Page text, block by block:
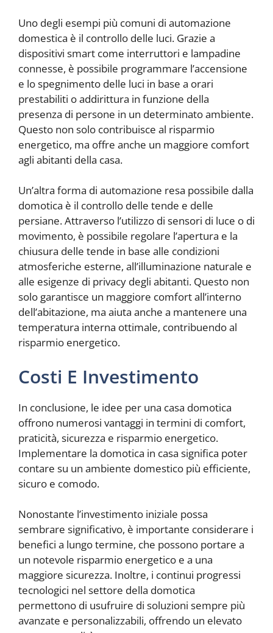
Uno degli esempi più comuni di automazione
domestica è il controllo delle luci. Grazie a
dispositivi smart come interruttori e lampadine
connesse, è possibile programmare l’accensione
e lo spegnimento delle luci in base a orari
prestabiliti o addirittura in funzione della
presenza di persone in un determinato ambiente.
Questo non solo contribuisce al risparmio
energetico, ma offre anche un maggiore comfort
agli abitanti della casa.
Un’altra forma di automazione resa possibile dalla
domotica è il controllo delle tende e delle
persiane. Attraverso l’utilizzo di sensori di luce o di
movimento, è possibile regolare l’apertura e la
chiusura delle tende in base alle condizioni
atmosferiche esterne, all’illuminazione naturale e
alle esigenze di privacy degli abitanti. Questo non
solo garantisce un maggiore comfort all’interno
dell’abitazione, ma aiuta anche a mantenere una
temperatura interna ottimale, contribuendo al
risparmio energetico.
Costi E Investimento
In conclusione, le idee per una casa domotica
offrono numerosi vantaggi in termini di comfort,
praticità, sicurezza e risparmio energetico.
Implementare la domotica in casa significa poter
contare su un ambiente domestico più efficiente,
sicuro e comodo.
Nonostante l’investimento iniziale possa
sembrare significativo, è importante considerare i
benefici a lungo termine, che possono portare a
un notevole risparmio energetico e a una
maggiore sicurezza. Inoltre, i continui progressi
tecnologici nel settore della domotica
permettono di usufruire di soluzioni sempre più
avanzate e personalizzabili, offrendo un elevato